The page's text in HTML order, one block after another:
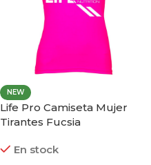
NEW
Life Pro Camiseta Mujer
Tirantes Fucsia
En stock